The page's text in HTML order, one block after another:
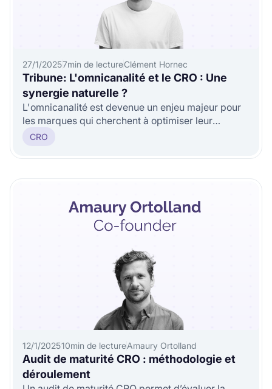
27/1/20257min de lectureClément Hornec
Tribune: L'omnicanalité et le CRO : Une
synergie naturelle ?
L'omnicanalité est devenue un enjeu majeur pour
les marques qui cherchent à optimiser leur
expérience client. Dans une préc
CRO
12/1/202510min de lectureAmaury Ortolland
Audit de maturité CRO : méthodologie et
déroulement